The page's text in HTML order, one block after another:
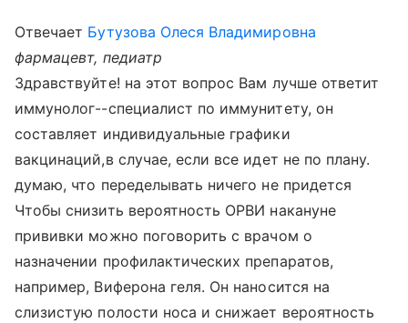
Отвечает Бутузова Олеся Владимировна
фармацевт, педиатр
Здравствуйте! на этот вопрос Вам лучше ответит
иммунолог--специалист по иммунитету, он
составляет индивидуальные графики
вакцинаций,в случае, если все идет не по плану.
думаю, что переделывать ничего не придется
Чтобы снизить вероятность ОРВИ накануне
прививки можно поговорить с врачом о
назначении профилактических препаратов,
например, Виферона геля. Он наносится на
слизистую полости носа и снижает вероятность